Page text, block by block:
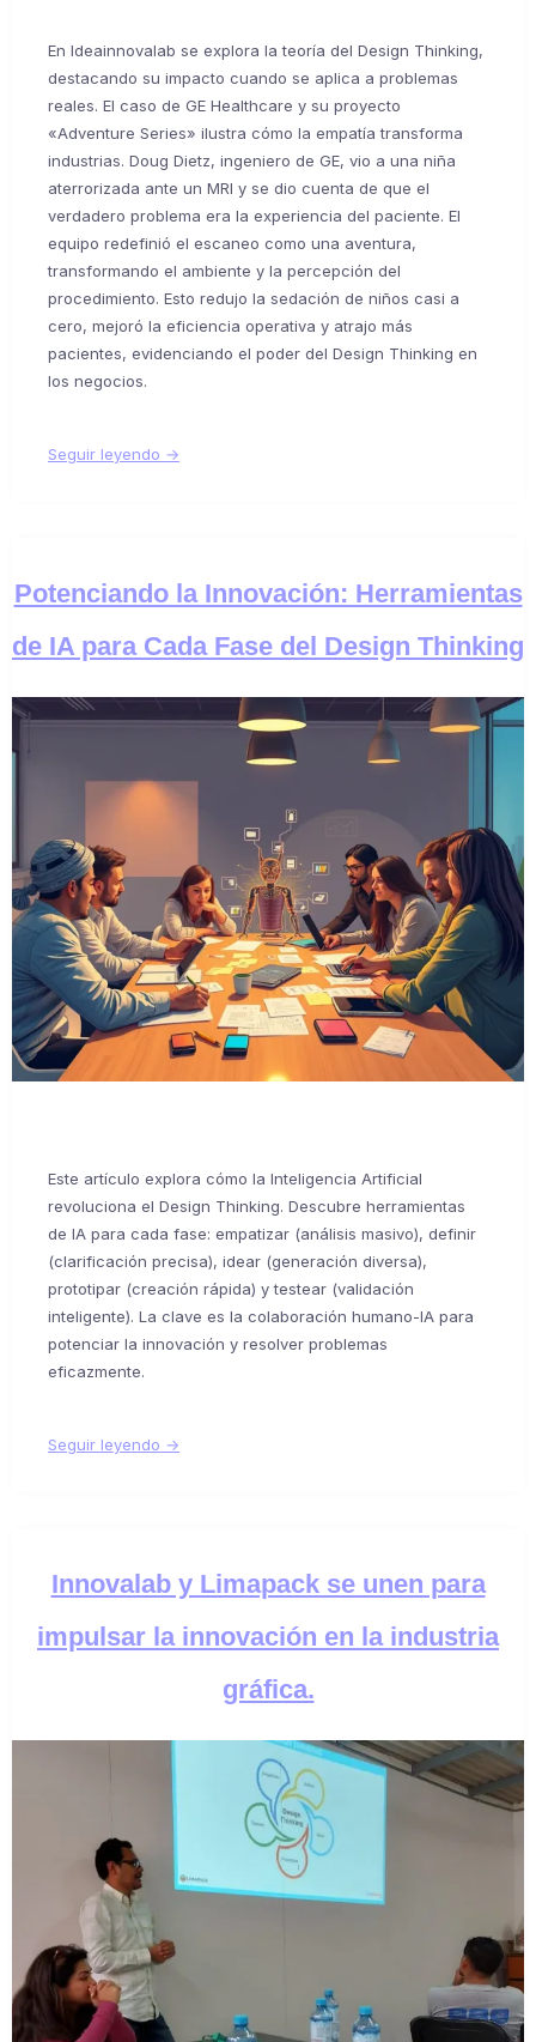
En Ideainnovalab se explora la teoría del Design Thinking,
destacando su impacto cuando se aplica a problemas
reales. El caso de GE Healthcare y su proyecto
«Adventure Series» ilustra cómo la empatía transforma
industrias. Doug Dietz, ingeniero de GE, vio a una niña
aterrorizada ante un MRI y se dio cuenta de que el
verdadero problema era la experiencia del paciente. El
equipo redefinió el escaneo como una aventura,
transformando el ambiente y la percepción del
procedimiento. Esto redujo la sedación de niños casi a
cero, mejoró la eficiencia operativa y atrajo más
pacientes, evidenciando el poder del Design Thinking en
los negocios.
Seguir leyendo →
Potenciando la Innovación: Herramientas
de IA para Cada Fase del Design Thinking
Este artículo explora cómo la Inteligencia Artificial
revoluciona el Design Thinking. Descubre herramientas
de IA para cada fase: empatizar (análisis masivo), definir
(clarificación precisa), idear (generación diversa),
prototipar (creación rápida) y testear (validación
inteligente). La clave es la colaboración humano-IA para
potenciar la innovación y resolver problemas
eficazmente.
Seguir leyendo →
Innovalab y Limapack se unen para
impulsar la innovación en la industria
gráfica.